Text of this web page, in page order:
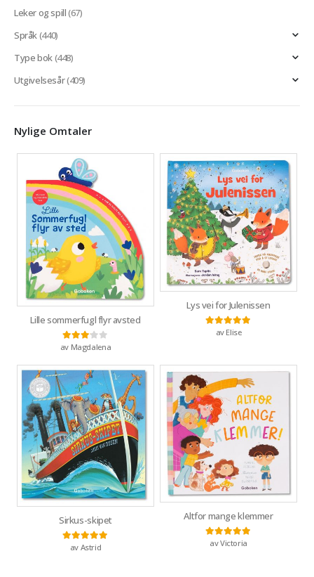
Leker og spill(67)
Språk(440)
Type bok(448)
Utgivelsesår(409)
Nylige Omtaler
Lille sommerfugl flyr avsted
Vurdert3av 5
av Magdalena
Lys vei for Julenissen
Vurdert5
av Elise
Sirkus-skipet
Vurdert5
av Astrid
Altfor mange klemmer
Vurdert5av 5
av Victoria